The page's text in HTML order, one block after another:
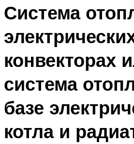
Система
конвекторах
система
базе
котла и